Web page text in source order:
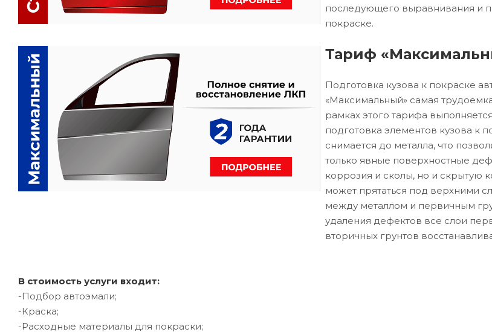
последующего выравнивания и
покраске.
Тариф
Подготовка кузова к покраске
«Максимальный» самая
рамках этого тарифа
подготовка элементов кузова к
снимается до металла, что
только явные поверхностные
коррозия и сколы, но и скрытую
может прятаться под верхними
между металлом и первичным
удаления дефектов все слои
вторичных грунтов
В стоимость услуги входит:
-Подбор автоэмали;
-Краска;
-Расходные материалы для покраски;